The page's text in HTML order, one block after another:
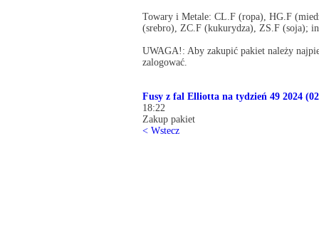
Towary i Metale: CL.F (ropa), HG.F
(srebro), ZC.F (kukurydza), ZS.F (soja);
UWAGA!: Aby zakupić pakiet należy
zalogować.
Fusy z fal Elliotta na tydzień 49 2024
18:22
Zakup pakiet
< Wstecz